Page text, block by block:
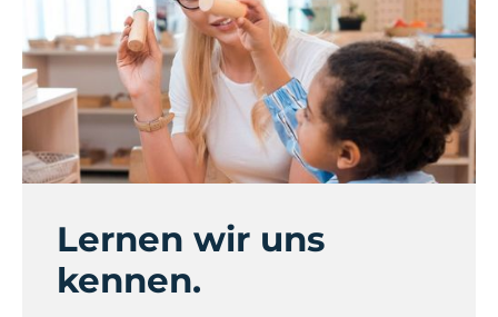
Lernen wir uns
kennen.